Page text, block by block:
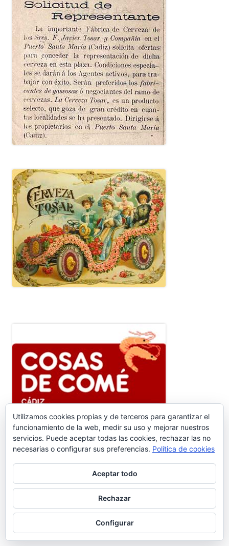
Ir a Cosasdecomé
COMENTARIOS RECIENTES
Pedro Gallardo GarcesenSebastián Gómez Sánchez, ‘Tani’. El
frutero que ayudó a sacar adelante a once hermanos #6.656
Sebastián Gómez Sánchez, ‘Tani’. El frutero
que ayudó a sacar adelante a once hermanos #6.656
Utilizamos cookies propias y de terceros para garantizar el
funcionamiento de la web, medir su uso y mejorar nuestros
servicios. Puede aceptar todas las cookies, rechazar las no
necesarias o configurar sus preferencias. Política de cookies
Aceptar todo
Rechazar
Configurar